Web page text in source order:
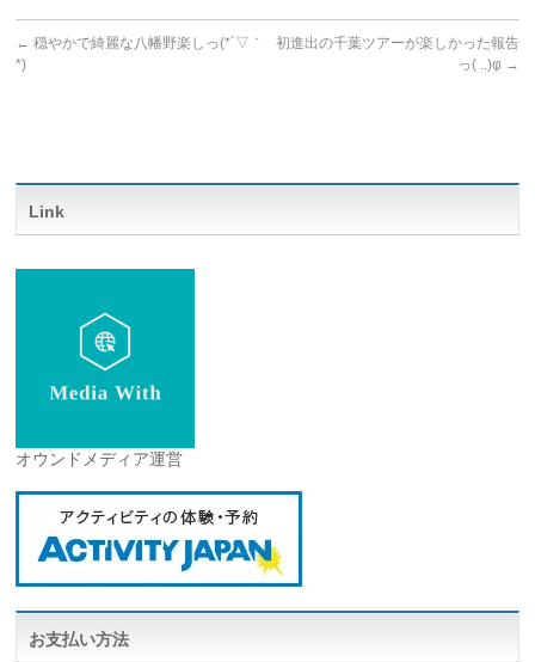
← 穏やかで綺麗な八幡野楽しっ(*´▽｀
*)
初進出の千葉ツアーが楽しかった報告
っ( ..)φ →
Link
オウンドメディア運営
お支払い方法